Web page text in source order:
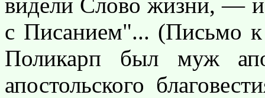
с Писанием"... (Письмо
Поликарп был муж
апостольского